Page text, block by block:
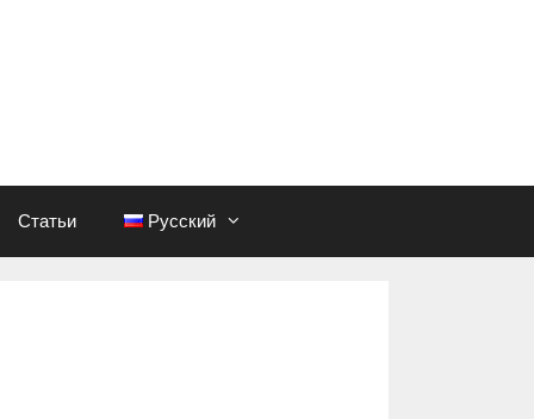
Статьи Русский